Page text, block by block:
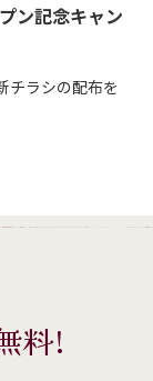
ン記念キャン
チラシの配布を
料!